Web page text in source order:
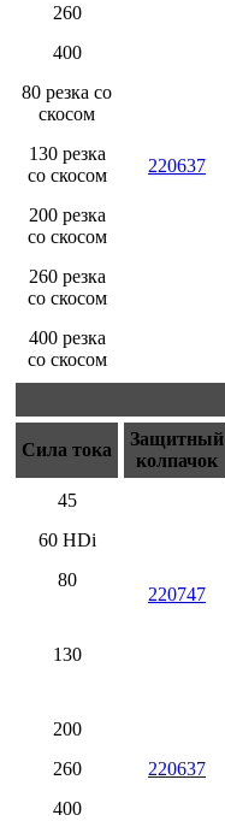
220637
260
400
80 резка со
скосом
130 резка
со скосом
200 резка
со скосом
260 резка
со скосом
400 резка
со скосом
Сила тока
Защитный
колпачок
45
220747
60 HDi
80
130
200
220637
260
400